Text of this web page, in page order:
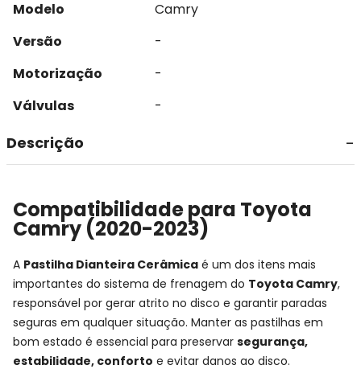
Modelo
Camry
Versão
-
Motorização
-
Válvulas
-
Descrição
Compatibilidade para Toyota
Camry (2020-2023)
A Pastilha Dianteira Cerâmica é um dos itens mais
importantes do sistema de frenagem do Toyota Camry,
responsável por gerar atrito no disco e garantir paradas
seguras em qualquer situação. Manter as pastilhas em
bom estado é essencial para preservar segurança,
estabilidade, conforto e evitar danos ao disco.